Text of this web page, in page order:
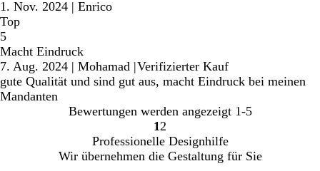
1. Nov. 2024 | Enrico
Top
5
Macht Eindruck
7. Aug. 2024 | Mohamad |Verifizierter Kauf
gute Qualität und sind gut aus, macht Eindruck bei meinen
Mandanten
Bewertungen werden angezeigt 1-5
Gehe
zu
Seite
1 Gehe
zu
Seite
2
Professionelle Designhilfe
Wir übernehmen die Gestaltung für Sie